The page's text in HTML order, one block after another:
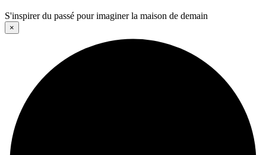
S'inspirer du passé pour imaginer la maison de demain
×